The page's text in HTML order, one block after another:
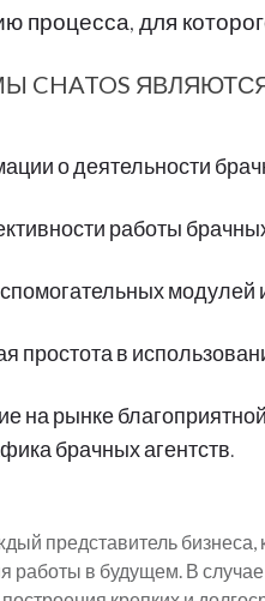
процесса, для
CHATOS
о деятельности
работы
простота в
на рынке
брачных агентств.
представитель
работы в будущем. В случае